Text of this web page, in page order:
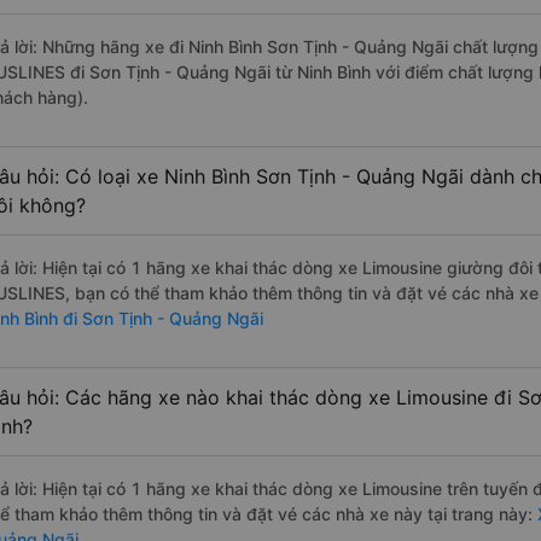
lời: Những hãng xe đi Ninh Bình Sơn Tịnh - Quảng Ngãi chất
đi Sơn Tịnh - Quảng Ngãi từ Ninh Bình với điểm chất
hàng).
hỏi: Có loại xe Ninh Bình Sơn Tịnh - Quảng Ngãi dành
không?
lời: Hiện tại có 1 hãng xe khai thác dòng xe Limousine giường
bạn có thể tham khảo thêm thông tin và đặt vé các nhà
Bình đi Sơn Tịnh - Quảng Ngãi
hỏi: Các hãng xe nào khai thác dòng xe Limousine đi
lời: Hiện tại có 1 hãng xe khai thác dòng xe Limousine trên tuyến
tham khảo thêm thông tin và đặt vé các nhà xe này tại trang này: